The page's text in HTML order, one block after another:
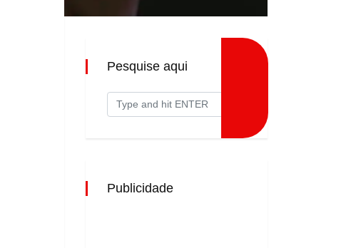
Pesquise aqui
Publicidade